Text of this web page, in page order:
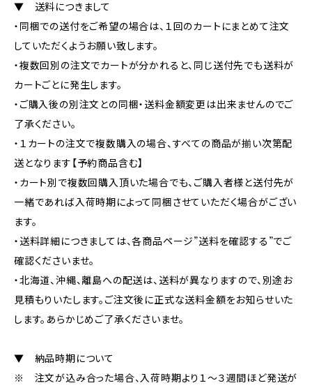
▼ 送料につきまして
・同梱での送付をご希望の場合は、１回のカートにまとめて注文
していただくようお願い致します。
・複数回別の注文でカートが分かれると、同じ送付先でも送料が
カートごとに発生します。
・ご購入後の別注文との同梱・送料金額変更は出来ませんのでご
了承ください。
・１カートの注文で複数購入の場合、すべての商品が揃い次第配
送となります【予約商品含む】
・カート別で複数回購入頂いた場合でも、ご購入者様と送付先が
一緒であれば入荷時期によって同梱させていただく場合がござい
ます。
・送料詳細につきましては、各商品ページ”送料を確認する”でご
確認くださいませ。
・北海道、沖縄、離島への配送は、送料が異なりますので、別途お
見積もりいたします。ご注文後に正式な送料金額をお知らせいた
します。あらかじめご了承くださいませ。
▼ 納品時期について
※ 注文が込み合った場合、入荷時期より１～３週間ほど発送が